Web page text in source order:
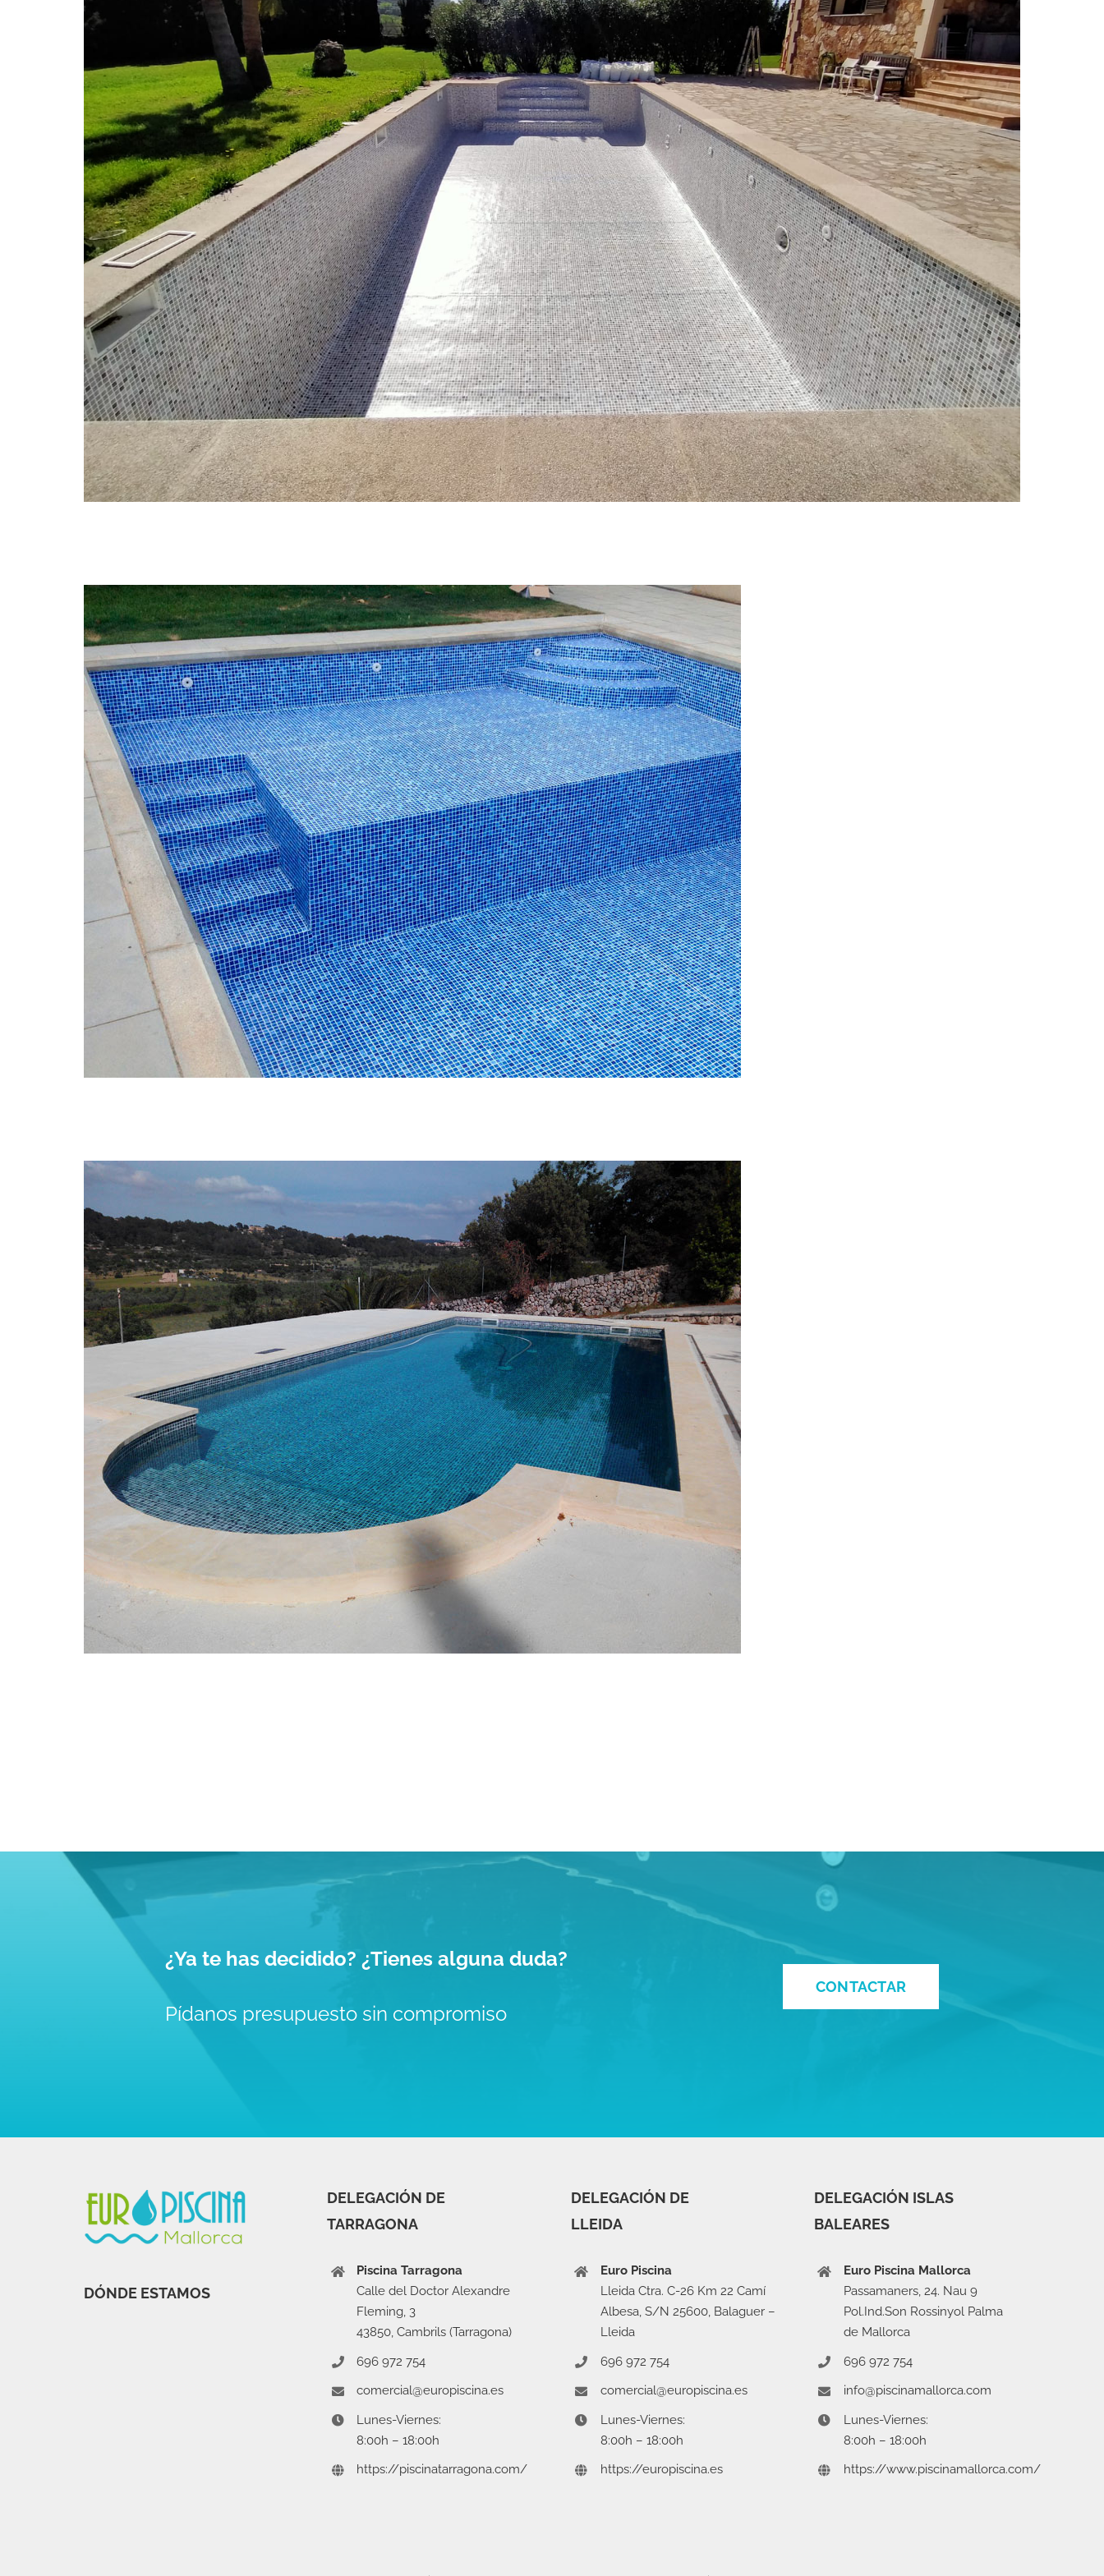
Instalación de Liner PVC
Impermeabilización con lámina armada
Reforma Piscina Mallorca – Lámina Armada
¿Ya te has decidido? ¿Tienes alguna duda?
Pídanos presupuesto sin compromiso
CONTACTAR
DÓNDE ESTAMOS
DELEGACIÓN DE
TARRAGONA
Piscina Tarragona
Calle del Doctor Alexandre
Fleming, 3
43850, Cambrils (Tarragona)
696 972 754
comercial@europiscina.es
Lunes-Viernes:
8:00h – 18:00h
https://piscinatarragona.com/
DELEGACIÓN DE
LLEIDA
Euro Piscina
Lleida Ctra. C-26 Km 22 Camí
Albesa, S/N 25600, Balaguer –
Lleida
696 972 754
comercial@europiscina.es
Lunes-Viernes:
8:00h – 18:00h
https://europiscina.es
DELEGACIÓN ISLAS
BALEARES
Euro Piscina Mallorca
Passamaners, 24. Nau 9
Pol.Ind.Son Rossinyol Palma
de Mallorca
696 972 754
info@piscinamallorca.com
Lunes-Viernes:
8:00h – 18:00h
https://www.piscinamallorca.com/